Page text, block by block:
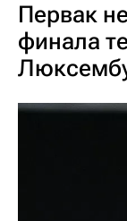
Первак
финала